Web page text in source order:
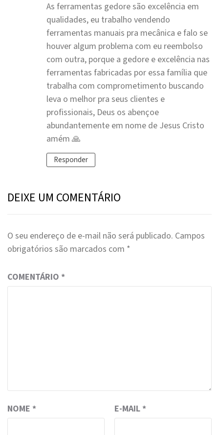
As ferramentas gedore são excelência em
qualidades, eu trabalho vendendo
ferramentas manuais pra mecânica e falo se
houver algum problema com eu reembolso
com outra, porque a gedore e excelência nas
ferramentas fabricadas por essa família que
trabalha com comprometimento buscando
leva o melhor pra seus clientes e
profissionais, Deus os abençoe
abundantemente em nome de Jesus Cristo
amém 🙏
Responder
DEIXE UM COMENTÁRIO
O seu endereço de e-mail não será publicado. Campos
obrigatórios são marcados com *
COMENTÁRIO *
NOME * E-MAIL *